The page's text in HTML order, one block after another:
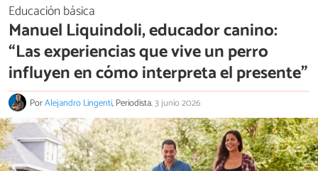
Educación básica
Manuel Liquindoli, educador canino:
“Las experiencias que vive un perro
influyen en cómo interpreta el presente”
PorAlejandro Lingenti, Periodista.3 junio 2026